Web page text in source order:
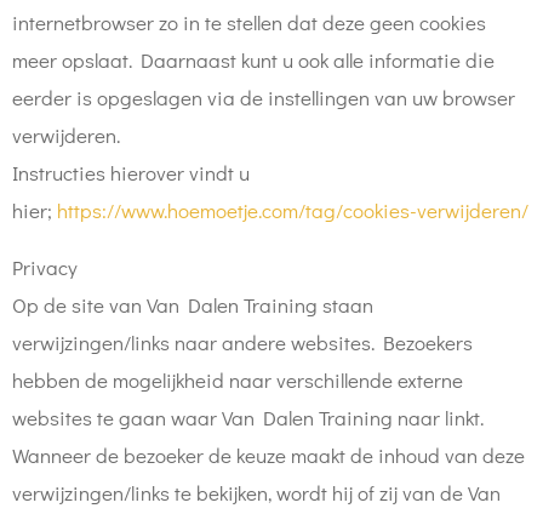
internetbrowser zo in te stellen dat deze geen cookies
meer opslaat. Daarnaast kunt u ook alle informatie die
eerder is opgeslagen via de instellingen van uw browser
verwijderen.
Instructies hierover vindt u
hier; https://www.hoemoetje.com/tag/cookies-verwijderen/
Privacy
Op de site van Van Dalen Training staan
verwijzingen/links naar andere websites. Bezoekers
hebben de mogelijkheid naar verschillende externe
websites te gaan waar Van Dalen Training naar linkt.
Wanneer de bezoeker de keuze maakt de inhoud van deze
verwijzingen/links te bekijken, wordt hij of zij van de Van